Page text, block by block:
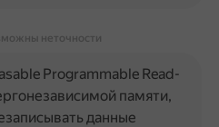
неточности
Programmable Read-
памяти,
данные